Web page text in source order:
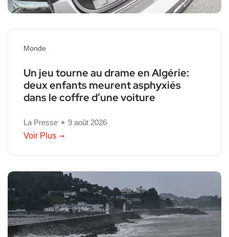
Monde
Un jeu tourne au drame en Algérie:
deux enfants meurent asphyxiés
dans le coffre d’une voiture
La Presse
9 août 2026
Voir Plus